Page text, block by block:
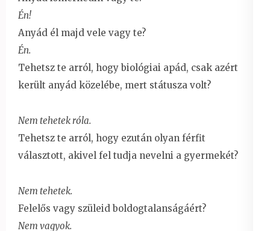
Én!
Anyád él majd vele vagy te?
Én.
Tehetsz te arról, hogy biológiai apád, csak azért
került anyád közelébe, mert státusza volt?
Nem tehetek róla.
Tehetsz te arról, hogy ezután olyan férfit
választott, akivel fel tudja nevelni a gyermekét?
Nem tehetek.
Felelős vagy szüleid boldogtalanságáért?
Nem vagyok.